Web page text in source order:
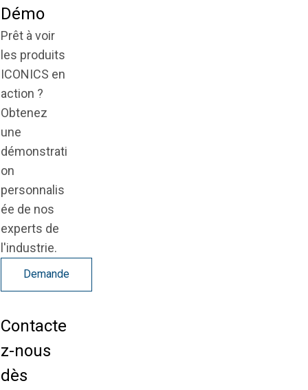
Démo
Prêt à voir
les produits
ICONICS en
action ?
Obtenez
une
démonstrati
on
personnalis
ée de nos
experts de
l'industrie.
Demande
Contacte
z-nous
dès